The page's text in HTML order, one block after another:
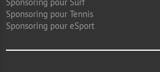
Sponsoring pour Tennis
Sponsoring pour eSport